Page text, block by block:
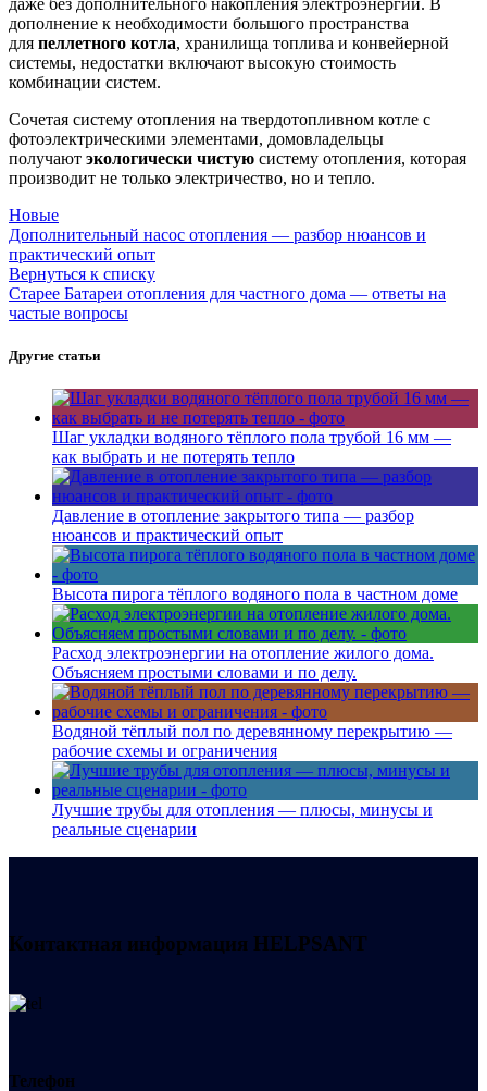
даже без дополнительного накопления электроэнергии. В
дополнение к необходимости большого пространства
для пеллетного котла, хранилища топлива и конвейерной
системы, недостатки включают высокую стоимость
комбинации систем.
Сочетая систему отопления на твердотопливном котле с
фотоэлектрическими элементами, домовладельцы
получают экологически чистую систему отопления, которая
производит не только электричество, но и тепло.
Новые
Дополнительный насос отопления — разбор нюансов и
практический опыт
Вернуться к списку
Старее Батареи отопления для частного дома — ответы на
частые вопросы
Другие статьи
Шаг укладки водяного тёплого пола трубой 16 мм —
как выбрать и не потерять тепло
Давление в отопление закрытого типа — разбор
нюансов и практический опыт
Высота пирога тёплого водяного пола в частном доме
Расход электроэнергии на отопление жилого дома.
Объясняем простыми словами и по делу.
Водяной тёплый пол по деревянному перекрытию —
рабочие схемы и ограничения
Лучшие трубы для отопления — плюсы, минусы и
реальные сценарии
Контактная информация HELPSANT
Телефон